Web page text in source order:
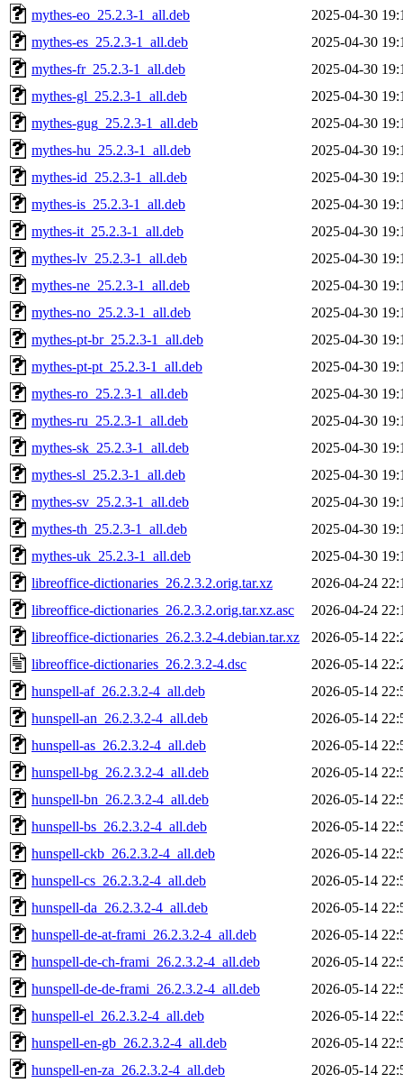
mythes-eo_25.2.3-1_all.deb
2025-04-30
mythes-es_25.2.3-1_all.deb
2025-04-30
mythes-fr_25.2.3-1_all.deb
2025-04-30
mythes-gl_25.2.3-1_all.deb
2025-04-30
mythes-gug_25.2.3-1_all.deb
2025-04-30
mythes-hu_25.2.3-1_all.deb
2025-04-30
mythes-id_25.2.3-1_all.deb
2025-04-30
mythes-is_25.2.3-1_all.deb
2025-04-30
mythes-it_25.2.3-1_all.deb
2025-04-30
mythes-lv_25.2.3-1_all.deb
2025-04-30
mythes-ne_25.2.3-1_all.deb
2025-04-30
mythes-no_25.2.3-1_all.deb
2025-04-30
mythes-pt-br_25.2.3-1_all.deb
2025-04-30
mythes-pt-pt_25.2.3-1_all.deb
2025-04-30
mythes-ro_25.2.3-1_all.deb
2025-04-30
mythes-ru_25.2.3-1_all.deb
2025-04-30
mythes-sk_25.2.3-1_all.deb
2025-04-30
mythes-sl_25.2.3-1_all.deb
2025-04-30
mythes-sv_25.2.3-1_all.deb
2025-04-30
mythes-th_25.2.3-1_all.deb
2025-04-30
mythes-uk_25.2.3-1_all.deb
2025-04-30
libreoffice-dictionaries_26.2.3.2.orig.tar.xz
2026-04-24
libreoffice-dictionaries_26.2.3.2.orig.tar.xz.asc
2026-04-24
libreoffice-dictionaries_26.2.3.2-4.debian.tar.xz
2026-05-14
libreoffice-dictionaries_26.2.3.2-4.dsc
2026-05-14
hunspell-af_26.2.3.2-4_all.deb
2026-05-14
hunspell-an_26.2.3.2-4_all.deb
2026-05-14
hunspell-as_26.2.3.2-4_all.deb
2026-05-14
hunspell-bg_26.2.3.2-4_all.deb
2026-05-14
hunspell-bn_26.2.3.2-4_all.deb
2026-05-14
hunspell-bs_26.2.3.2-4_all.deb
2026-05-14
hunspell-ckb_26.2.3.2-4_all.deb
2026-05-14
hunspell-cs_26.2.3.2-4_all.deb
2026-05-14
hunspell-da_26.2.3.2-4_all.deb
2026-05-14
hunspell-de-at-frami_26.2.3.2-4_all.deb
2026-05-14
hunspell-de-ch-frami_26.2.3.2-4_all.deb
2026-05-14
hunspell-de-de-frami_26.2.3.2-4_all.deb
2026-05-14
hunspell-el_26.2.3.2-4_all.deb
2026-05-14
hunspell-en-gb_26.2.3.2-4_all.deb
2026-05-14
hunspell-en-za_26.2.3.2-4_all.deb
2026-05-14